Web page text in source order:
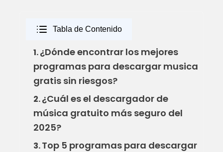
Tabla de Contenido
1.¿Dónde encontrar los mejores
programas para descargar musica
gratis sin riesgos?
2.¿Cuál es el descargador de
música gratuito más seguro del
2025?
3.Top 5 programas para descargar